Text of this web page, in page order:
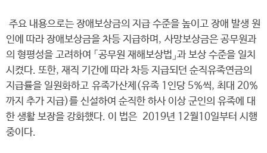
주요 내용으로는 장애보상금의 지급 수준을 높이고 장애 발생 원
인에 따라 장애보상금을 차등 지급하며, 사망보상금은 공무원과
의 형평성을 고려하여 「공무원 재해보상법」과 보상 수준을 일치
시켰다. 또한, 재직 기간에 따라 차등 지급되던 순직유족연금의
지급률을 일원화하고 유족가산제(유족 1인당 5%씩, 최대 20%
까지 추가 지급)를 신설하여 순직한 하사 이상 군인의 유족에 대
한 생활 보장을 강화했다. 이 법은 2019년 12월10일부터 시행
중이다.